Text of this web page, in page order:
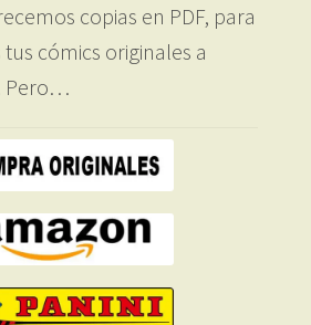
copias en PDF, para
cómics originales a
Pero…